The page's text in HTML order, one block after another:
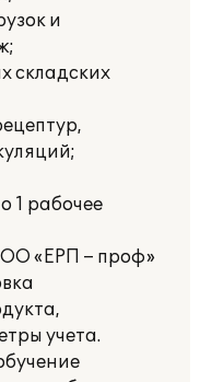
и
складских
1 рабочее
«ЕРП – проф»
учета.